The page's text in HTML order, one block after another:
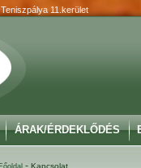
11.kerület
ÁRAK/ÉRDEKLŐDÉS